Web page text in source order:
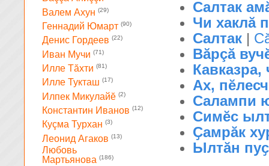
Салтак
Чи хаклă
Салтак |
Вăрçă
Кавказра,
Ах,
Салампи
Симĕс
Ҫамрӑк
Ылтӑн
Валем Ахун (29)
Геннадий Юмарт (90)
Денис Гордеев (22)
Иван Мучи (71)
Илле Тăхти (81)
Илле Тукташ (17)
Илпек Микулайĕ (2)
Константин Иванов (12)
Куçма Турхан (3)
Леонид Агаков (13)
Любовь
Мартьянова (186)